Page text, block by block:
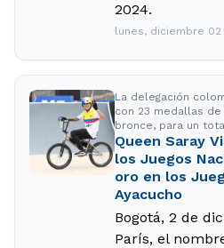
2024.
lunes, diciembre 02
La delegación
con 23 medallas
bronce, para un
Queen Saray
los Juegos
oro en los
Ayacucho
Bogotá, 2 de
París, el